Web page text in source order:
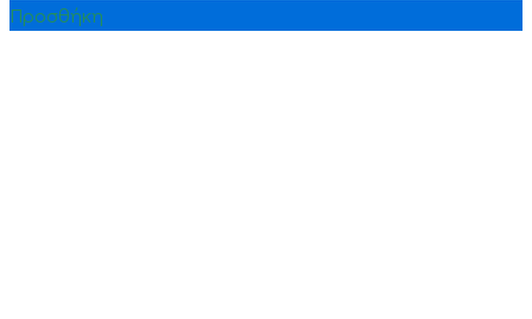
Προσθήκη